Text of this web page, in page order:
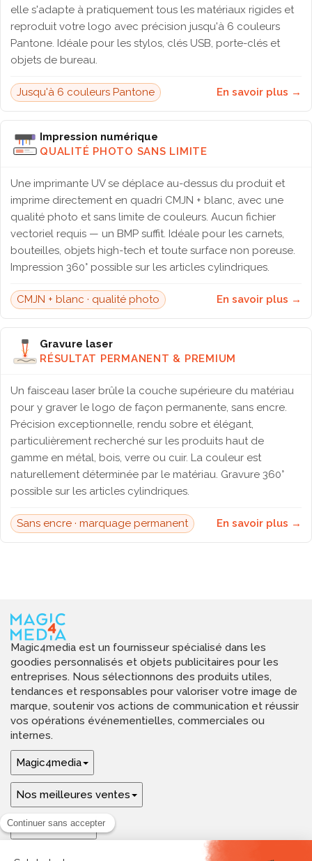
elle s'adapte à pratiquement tous les matériaux rigides et
reproduit votre logo avec précision jusqu'à 6 couleurs
Pantone. Idéale pour les stylos, clés USB, porte-clés et
objets de bureau.
Jusqu'à 6 couleurs Pantone En savoir plus →
Impression numérique
QUALITÉ PHOTO SANS LIMITE
Une imprimante UV se déplace au-dessus du produit et
imprime directement en quadri CMJN + blanc, avec une
qualité photo et sans limite de couleurs. Aucun fichier
vectoriel requis — un BMP suffit. Idéale pour les carnets,
bouteilles, objets high-tech et toute surface non poreuse.
Impression 360° possible sur les articles cylindriques.
CMJN + blanc · qualité photo En savoir plus →
Gravure laser
RÉSULTAT PERMANENT & PREMIUM
Un faisceau laser brûle la couche supérieure du matériau
pour y graver le logo de façon permanente, sans encre.
Précision exceptionnelle, rendu sobre et élégant,
particulièrement recherché sur les produits haut de
gamme en métal, bois, verre ou cuir. La couleur est
naturellement déterminée par le matériau. Gravure 360°
possible sur les articles cylindriques.
Sans encre · marquage permanent En savoir plus →
Magic4media est un fournisseur spécialisé dans les
goodies personnalisés et objets publicitaires pour les
entreprises. Nous sélectionnons des produits utiles,
tendances et responsables pour valoriser votre image de
marque, soutenir vos actions de communication et réussir
vos opérations événementielles, commerciales ou
internes.
Magic4media
Nos meilleures ventes
Guides & aide